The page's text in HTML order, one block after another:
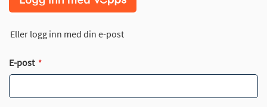
Eller logg inn med din e-post
E-post